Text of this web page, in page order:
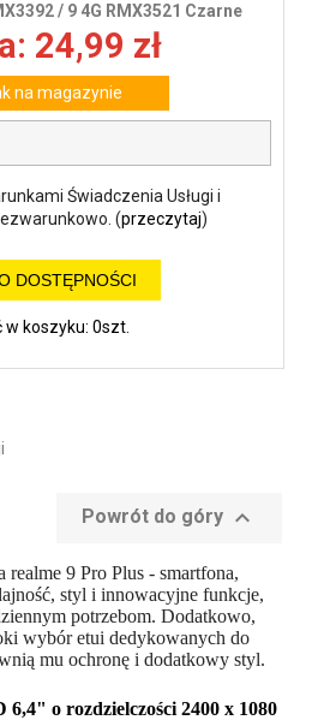
/ 9 4G RMX3521 Czarne
24,99 zł
na magazynie
Świadczenia Usługi i
(przeczytaj)
DOSTĘPNOŚCI
w koszyku: 0szt.
Powrót do góry 
realme 9 Pro Plus - smartfona,
styl i innowacyjne funkcje,
potrzebom. Dodatkowo,
wybór etui dedykowanych do
mu ochronę i dodatkowy styl.
o rozdzielczości 2400 x 1080